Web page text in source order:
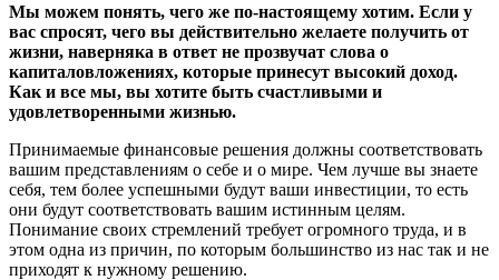
Мы можем понять, чего же по-настоящему хотим. Если у
вас спросят, чего вы действительно желаете получить от
жизни, наверняка в ответ не прозвучат слова о
капиталовложениях, которые принесут высокий доход.
Как и все мы, вы хотите быть счастливыми и
удовлетворенными жизнью.
Принимаемые финансовые решения должны соответствовать
вашим представлениям о себе и о мире. Чем лучше вы знаете
себя, тем более успешными будут ваши инвестиции, то есть
они будут соответствовать вашим истинным целям.
Понимание своих стремлений требует огромного труда, и в
этом одна из причин, по которым большинство из нас так и не
приходят к нужному решению.